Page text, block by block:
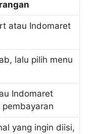
atau Indomaret
lalu pilih menu
Indomaret
yang ingin diisi,